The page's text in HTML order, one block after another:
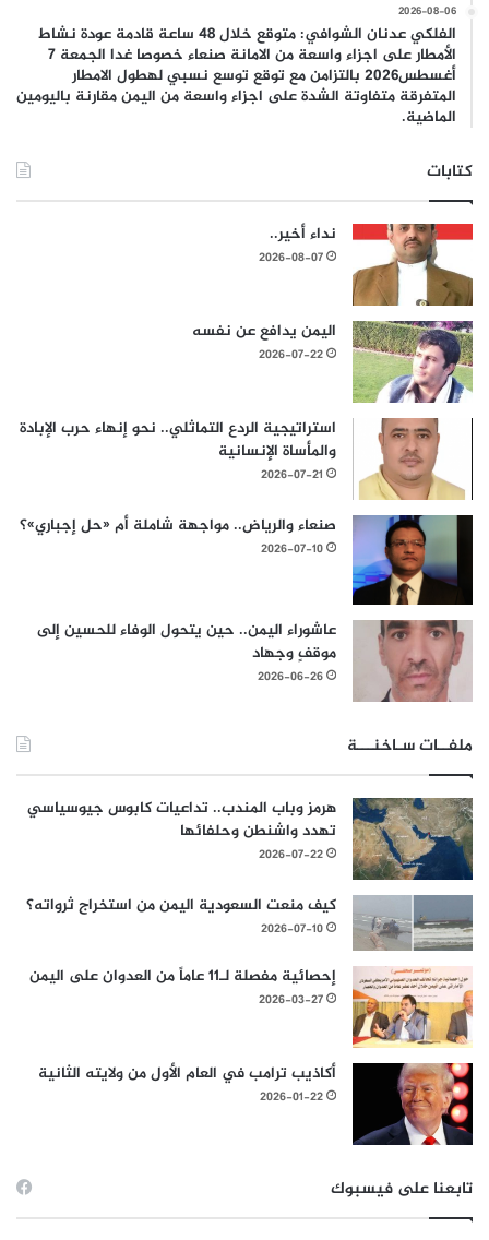
2026-08-06
الفلكي عدنان الشوافي: متوقع خلال 48 ساعة قادمة عودة نشاط
الأمطار على اجزاء واسعة من الامانة صنعاء خصوصا غدا الجمعة 7
أغسطس2026 بالتزامن مع توقع توسع نسبي لهطول الامطار
المتفرقة متفاوتة الشدة على اجزاء واسعة من اليمن مقارنة باليومين
الماضية.
كتابات
نداء أخير..
2026-08-07
اليمن يدافع عن نفسه
2026-07-22
استراتيجية الردع التماثلي.. نحو إنهاء حرب الإبادة
والمأساة الإنسانية
2026-07-21
صنعاء والرياض.. مواجهة شاملة أم «حل إجباري»؟
2026-07-10
عاشوراء اليمن.. حين يتحول الوفاء للحسين إلى
موقفٍ وجهاد
2026-06-26
ملفــات سـاخنـــة
هرمز وباب المندب.. تداعيات كابوس جيوسياسي
تهدد واشنطن وحلفائها
2026-07-22
كيف منعت السعودية اليمن من استخراج ثرواته؟
2026-07-10
إحصائية مفصلة لـ11 عاماً من العدوان على اليمن
2026-03-27
أكاذيب ترامب في العام الأول من ولايته الثانية
2026-01-22
تابعنا على فيسبوك